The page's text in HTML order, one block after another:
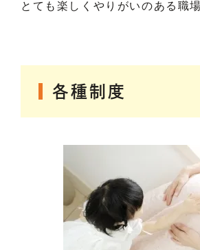
とても楽しくやりがいのある職
各種制度